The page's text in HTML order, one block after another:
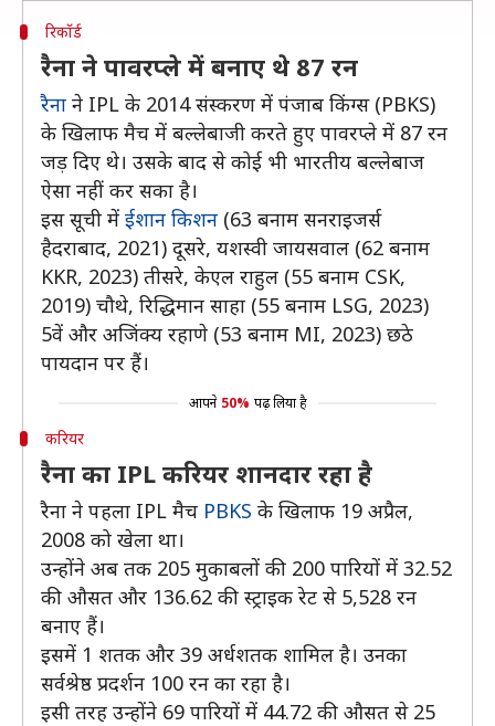
रिकॉर्ड
रैना ने पावरप्ले में बनाए थे 87 रन
रैना ने IPL के 2014 संस्करण में पंजाब किंग्स (PBKS)
के खिलाफ मैच में बल्लेबाजी करते हुए पावरप्ले में 87 रन
जड़ दिए थे। उसके बाद से कोई भी भारतीय बल्लेबाज
ऐसा नहीं कर सका है।
इस सूची में ईशान किशन (63 बनाम सनराइजर्स
हैदराबाद, 2021) दूसरे, यशस्वी जायसवाल (62 बनाम
KKR, 2023) तीसरे, केएल राहुल (55 बनाम CSK,
2019) चौथे, रिद्धिमान साहा (55 बनाम LSG, 2023)
5वें और अजिंक्य रहाणे (53 बनाम MI, 2023) छठे
पायदान पर हैं।
आपने 50% पढ़ लिया है
करियर
रैना का IPL करियर शानदार रहा है
रैना ने पहला IPL मैच PBKS के खिलाफ 19 अप्रैल,
2008 को खेला था।
उन्होंने अब तक 205 मुकाबलों की 200 पारियों में 32.52
की औसत और 136.62 की स्ट्राइक रेट से 5,528 रन
बनाए हैं।
इसमें 1 शतक और 39 अर्धशतक शामिल है। उनका
सर्वश्रेष्ठ प्रदर्शन 100 रन का रहा है।
इसी तरह उन्होंने 69 पारियों में 44.72 की औसत से 25